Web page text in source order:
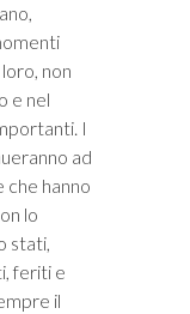
non
e nel
I
ad
che hanno
lo
stati,
feriti e
il